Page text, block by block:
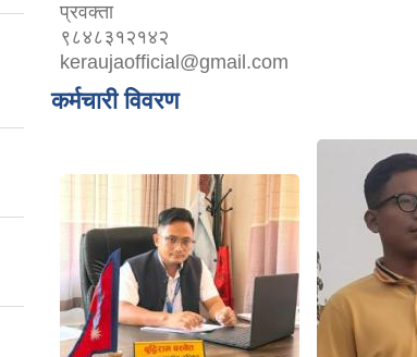
प्रवक्ता
९८४८३१२१४२
keraujaofficial@gmail.com
कर्मचारी विवरण